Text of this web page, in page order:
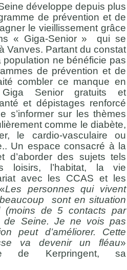
développe depuis plus
de prévention et de
le vieillissement grâce
« Giga-Senior » qui se
Vanves. Partant du constat
ne bénéficie pas
de prévention et de
combler ce manque en
Senior gratuits et
et dépistages renforcé
s’informer sur les thèmes
comme le diabète,
le cardio-vasculaire ou
Un espace consacré à la
d’aborder des sujets tels
loisirs, l’habitat, la vie
avec les CCAS et les
Les personnes qui vivent
sont en situation
(moins de 5 contacts par
de Seine. Je ne vois pas
peut d’améliorer. Cette
va devenir un fléau»
de Kerpringent, sa